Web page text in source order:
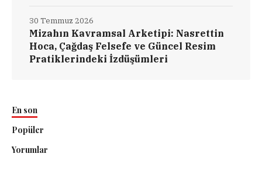
Mizahın Kavramsal Arketipi: Nasrettin
Hoca, Çağdaş Felsefe ve Güncel Resim
Pratiklerindeki İzdüşümleri
30 Temmuz 2026
En son
Popüler
Yorumlar